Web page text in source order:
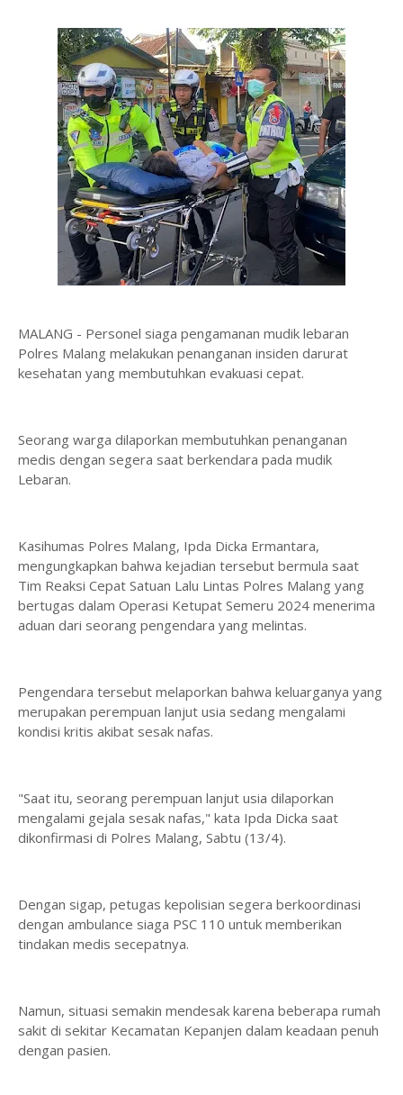
MALANG - Personel siaga pengamanan mudik lebaran
Polres Malang melakukan penanganan insiden darurat
kesehatan yang membutuhkan evakuasi cepat.
Seorang warga dilaporkan membutuhkan penanganan
medis dengan segera saat berkendara pada mudik
Lebaran.
Kasihumas Polres Malang, Ipda Dicka Ermantara,
mengungkapkan bahwa kejadian tersebut bermula saat
Tim Reaksi Cepat Satuan Lalu Lintas Polres Malang yang
bertugas dalam Operasi Ketupat Semeru 2024 menerima
aduan dari seorang pengendara yang melintas.
Pengendara tersebut melaporkan bahwa keluarganya yang
merupakan perempuan lanjut usia sedang mengalami
kondisi kritis akibat sesak nafas.
"Saat itu, seorang perempuan lanjut usia dilaporkan
mengalami gejala sesak nafas," kata Ipda Dicka saat
dikonfirmasi di Polres Malang, Sabtu (13/4).
Dengan sigap, petugas kepolisian segera berkoordinasi
dengan ambulance siaga PSC 110 untuk memberikan
tindakan medis secepatnya.
Namun, situasi semakin mendesak karena beberapa rumah
sakit di sekitar Kecamatan Kepanjen dalam keadaan penuh
dengan pasien.